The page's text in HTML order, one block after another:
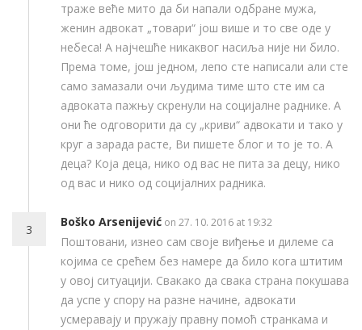
траже веће мито да би напали одбране мужа,
женин адвокат „товари“ још више и то све оде у
небеса! А најчешће никаквог насиља није ни било.
Према томе, још једном, лепо сте написали али сте
само замазали очи људима тиме што сте им са
адвоката пажњу скренули на социјалне раднике. А
они ће одговорити да су „криви“ адвокати и тако у
круг а зарада расте, Ви пишете блог и то је то. А
деца? Која деца, нико од вас не пита за децу, нико
од вас и нико од социјалних радника.
3
Boško Arsenijević on 27. 10. 2016 at 19:32
Поштовани, изнео сам своје виђење и дилеме са
којима се срећем без намере да било кога штитим
у овој ситуацији. Свакако да свака страна покушава
да успе у спору на разне начине, адвокати
усмеравају и пружају правну помоћ странкама и